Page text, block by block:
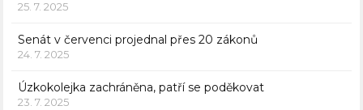
25. 7. 2025
Senát v červenci projednal přes 20 zákonů
24. 7. 2025
Úzkokolejka zachráněna, patří se poděkovat
23. 7. 2025